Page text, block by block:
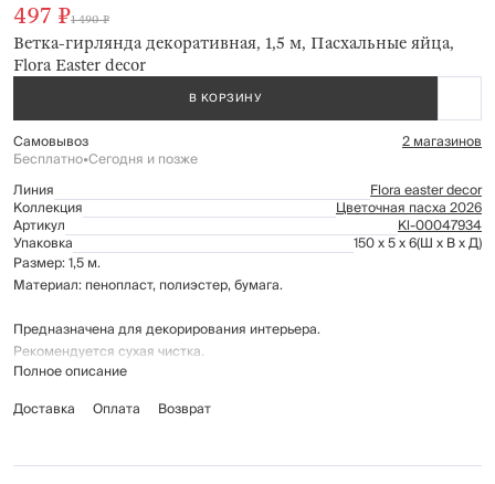
Ветка-гирлянда декоративная, 1,5 м, Пасхальные яйца,
Flora Easter decor
497 ₽1 490 ₽
В КОРЗИНУ
Самовывоз 2 магазинов
Бесплатно•Сегодня и позже
Линия
Flora easter decor
Коллекция Цветочная пасха 2026
Артикул Kl-00047934
Упаковка 150 x 5 x 6(Ш x В x Д)
Размер: 1,5 м.
Материал: пенопласт, полиэстер, бумага.
Предназначена для декорирования интерьера.
Рекомендуется сухая чистка.
Полное описание
Доставка
Оплата Возврат